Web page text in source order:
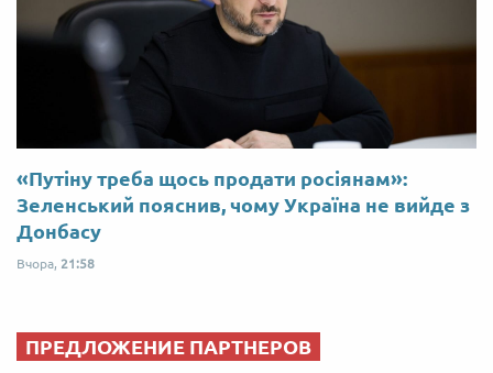
«Путіну треба щось продати росіянам»:
Зеленський пояснив, чому Україна не вийде з
Донбасу
Вчора, 21:58
ПРЕДЛОЖЕНИЕ ПАРТНЕРОВ